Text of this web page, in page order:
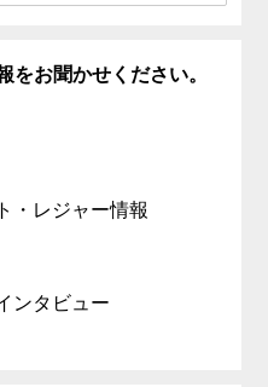
をお聞かせください。
・レジャー情報
ンタビュー